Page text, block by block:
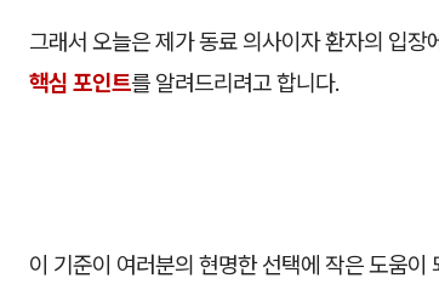
그래서 오늘은 제가 동료 의사이자 환자의 입장
핵심 포인트를 알려드리려고 합니다.
이 기준이 여러분의 현명한 선택에 작은 도움